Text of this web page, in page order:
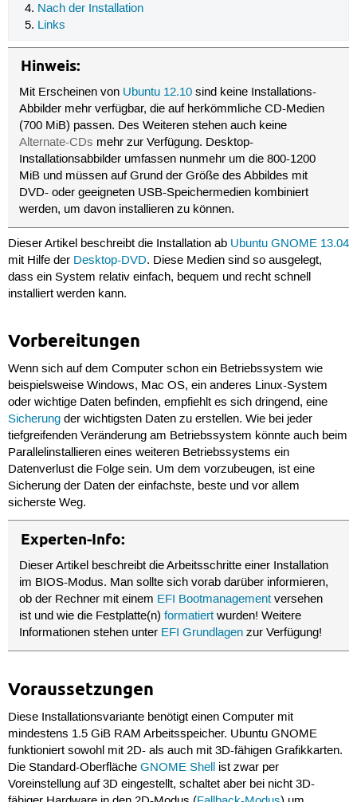
Nach der Installation
Links
Hinweis:
Mit Erscheinen von Ubuntu 12.10 sind keine Installations-
Abbilder mehr verfügbar, die auf herkömmliche CD-Medien
(700 MiB) passen. Des Weiteren stehen auch keine
Alternate-CDs mehr zur Verfügung. Desktop-
Installationsabbilder umfassen nunmehr um die 800-1200
MiB und müssen auf Grund der Größe des Abbildes mit
DVD- oder geeigneten USB-Speichermedien kombiniert
werden, um davon installieren zu können.
Dieser Artikel beschreibt die Installation ab Ubuntu GNOME 13.04
mit Hilfe der Desktop-DVD. Diese Medien sind so ausgelegt,
dass ein System relativ einfach, bequem und recht schnell
installiert werden kann.
Vorbereitungen
Wenn sich auf dem Computer schon ein Betriebssystem wie
beispielsweise Windows, Mac OS, ein anderes Linux-System
oder wichtige Daten befinden, empfiehlt es sich dringend, eine
Sicherungder wichtigsten Daten zu erstellen. Wie bei jeder
tiefgreifenden Veränderung am Betriebssystem könnte auch beim
Parallelinstallieren eines weiteren Betriebssystems ein
Datenverlust die Folge sein. Um dem vorzubeugen, ist eine
Sicherung der Daten der einfachste, beste und vor allem
sicherste Weg.
Experten-Info:
Dieser Artikel beschreibt die Arbeitsschritte einer Installation
im BIOS-Modus. Man sollte sich vorab darüber informieren,
ob der Rechner mit einem EFI Bootmanagement versehen
ist und wie die Festplatte(n)formatiert wurden! Weitere
Informationen stehen unter EFI Grundlagen zur Verfügung!
Voraussetzungen
Diese Installationsvariante benötigt einen Computer mit
mindestens 1.5 GiB RAM Arbeitsspeicher. Ubuntu GNOME
funktioniert sowohl mit 2D- als auch mit 3D-fähigen Grafikkarten.
Die Standard-Oberfläche GNOME Shellist zwar per
Voreinstellung auf 3D eingestellt, schaltet aber bei nicht 3D-